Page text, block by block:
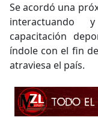
Se acordó una
interactuando
capacitación
índole con el fin
atraviesa el país.